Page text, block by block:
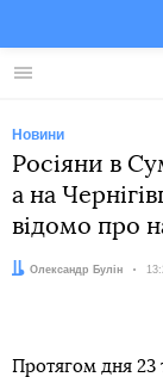
Меню
Новини
Росіяни в
а на
відомо про
Автор:
Олександр Булін
Протягом дня 23